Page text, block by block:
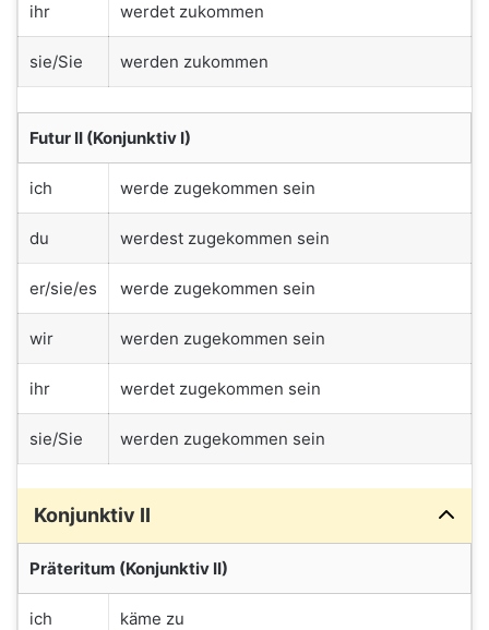
ihr werdet zukommen
sie/Sie werden zukommen
Futur II (Konjunktiv I)
ich werde zugekommen sein
du werdest zugekommen sein
er/sie/es werde zugekommen sein
wir werden zugekommen sein
ihr werdet zugekommen sein
sie/Sie werden zugekommen sein
Konjunktiv II
Präteritum (Konjunktiv II)
ich käme zu